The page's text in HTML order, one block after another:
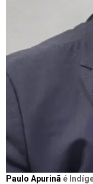
Paulo Apurinã é